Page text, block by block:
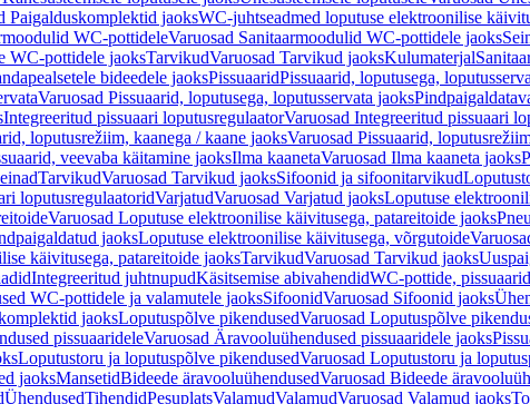
Paigalduskomplektid jaoksWC-juhtseadmed loputuse elektroonilise
WC-pottideleVaruosad Sanitaarmoodulid WC-pottidele jaoks
WC-pottidele jaoksTarvikudVaruosad Tarvikud jaoksKulumaterjal
bideedele jaoksPissuaaridPissuaarid, loputusega,
Varuosad Pissuaarid, loputusega, loputusservata jaoks
Integreeritud pissuaari loputusregulaatorVaruosad Integreeritud pissuaari
loputusrežiim, kaanega / kaane jaoksVaruosad Pissuaarid,
veevaba käitamine jaoksIlma kaanetaVaruosad Ilma kaaneta jaoks
TarvikudVaruosad Tarvikud jaoksSifoonid ja sifoonitarvikud
loputusregulaatoridVarjatudVaruosad Varjatud jaoksLoputuse
Varuosad Loputuse elektroonilise käivitusega, patareitoide jaoks
jaoksLoputuse elektroonilise käivitusega, võrgutoide
käivitusega, patareitoide jaoksTarvikudVaruosad Tarvikud jaoks
Integreeritud juhtnupudKäsitsemise abivahendidWC-pottide,
WC-pottidele ja valamutele jaoksSifoonidVaruosad Sifoonid jaoks
jaoksLoputuspõlve pikendusedVaruosad Loputuspõlve
pissuaarideleVaruosad Äravooluühendused pissuaaridele jaoks
Loputustoru ja loputuspõlve pikendusedVaruosad Loputustoru ja
jaoksMansetidBideede äravooluühendusedVaruosad Bideede
ÜhendusedTihendidPesuplatsValamudValamudVaruosad Valamud jaoks